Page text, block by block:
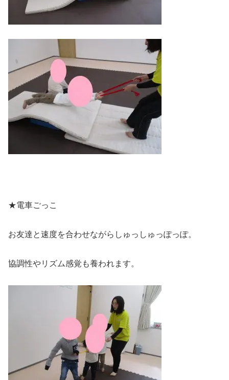
★電車ごっこ
お友達と速度を合わせながらしゅっしゅっぽっぽ。
協調性やリズム感覚も養われます。